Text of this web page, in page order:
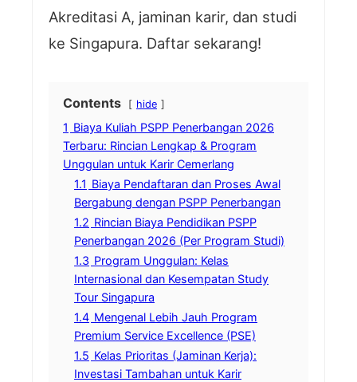
Akreditasi A, jaminan karir, dan studi
ke Singapura. Daftar sekarang!
Contents hide
1 Biaya Kuliah PSPP Penerbangan 2026
Terbaru: Rincian Lengkap & Program
Unggulan untuk Karir Cemerlang
1.1 Biaya Pendaftaran dan Proses Awal
Bergabung dengan PSPP Penerbangan
1.2 Rincian Biaya Pendidikan PSPP
Penerbangan 2026 (Per Program Studi)
1.3 Program Unggulan: Kelas
Internasional dan Kesempatan Study
Tour Singapura
1.4 Mengenal Lebih Jauh Program
Premium Service Excellence (PSE)
1.5 Kelas Prioritas (Jaminan Kerja):
Investasi Tambahan untuk Karir